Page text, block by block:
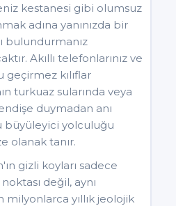
kestanesi gibi olumsuz
adına yanınızda bir
bulundurmanız
Akıllı telefonlarınız ve
geçirmez kılıflar
turkuaz sularında veya
duymadan anı
büyüleyici yolculuğu
olanak tanır.
gizli koyları sadece
değil, aynı
yıllık jeolojik